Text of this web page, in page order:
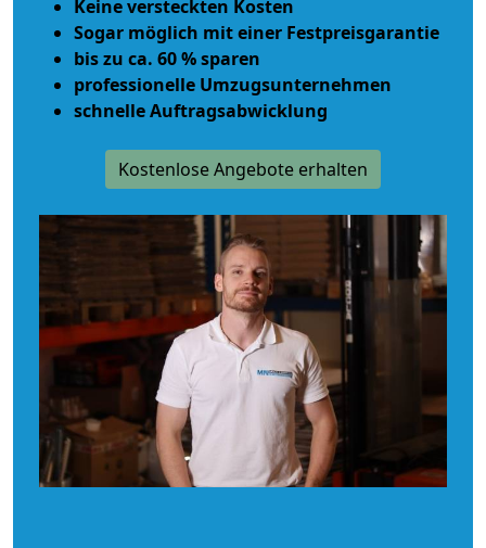
Keine versteckten Kosten
Sogar möglich mit einer Festpreisgarantie
bis zu ca. 60 % sparen
professionelle Umzugsunternehmen
schnelle Auftragsabwicklung
Kostenlose Angebote erhalten